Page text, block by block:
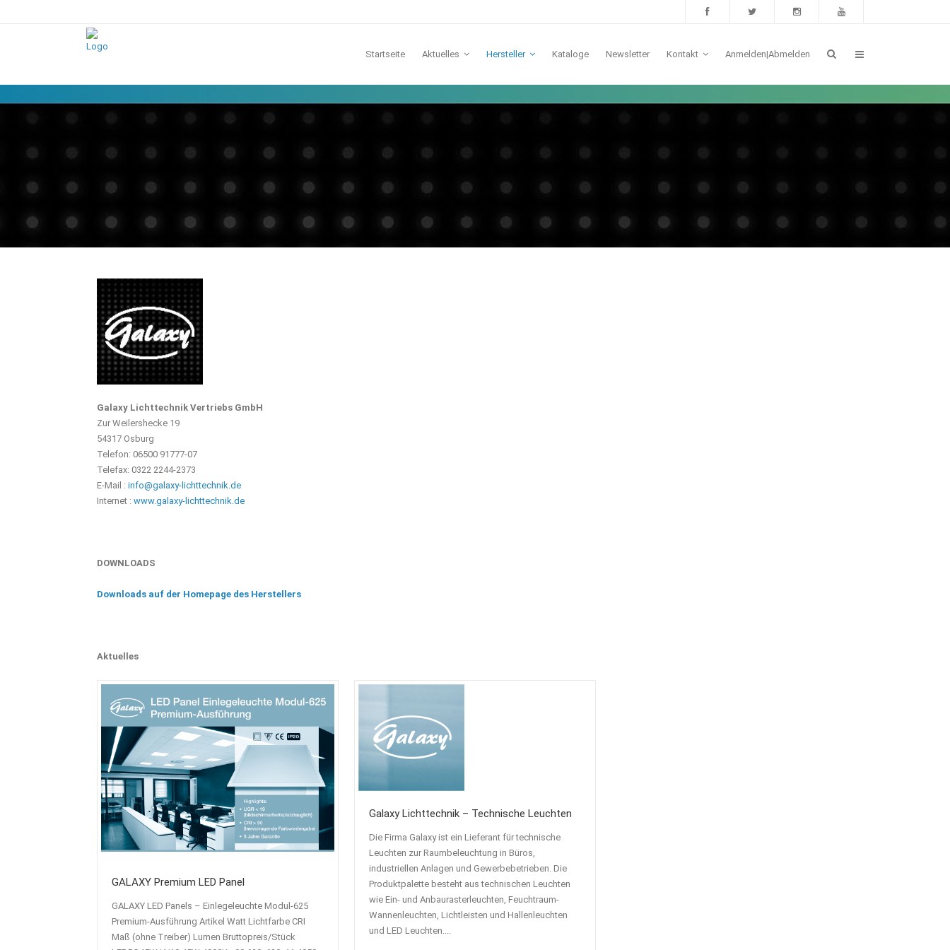
Startseite Aktuelles Hersteller
Lunatone
Casambi
Kataloge Newsletter Kontakt Anmelden|Abmelden
Galaxy Lichttechnik Vertriebs GmbH
Zur Weilershecke 19
54317 Osburg
Telefon: 06500 91777-07
Telefax: 0322 2244-2373
E-Mail : info@galaxy-lichttechnik.de
Internet : www.galaxy-lichttechnik.de
DOWNLOADS
Downloads auf der Homepage des Herstellers
Aktuelles
GALAXY Premium LED Panel
GALAXY LED Panels – Einlegeleuchte Modul-625
Premium-Ausführung Artikel Watt Lichtfarbe CRI
Maß (ohne Treiber) Lumen Bruttopreis/Stück
Galaxy Lichttechnik – Technische Leuchten
Die Firma Galaxy ist ein Lieferant für technische
Leuchten zur Raumbeleuchtung in Büros,
industriellen Anlagen und Gewerbebetrieben. Die
Produktpalette besteht aus technischen Leuchten
wie Ein- und Anbaurasterleuchten, Feuchtraum-
Wannenleuchten, Lichtleisten und Hallenleuchten
und LED Leuchten....